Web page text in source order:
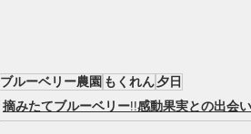
ブルーベリー農園 もくれん夕日
摘みたてブルーベリー!!感動果実との出会